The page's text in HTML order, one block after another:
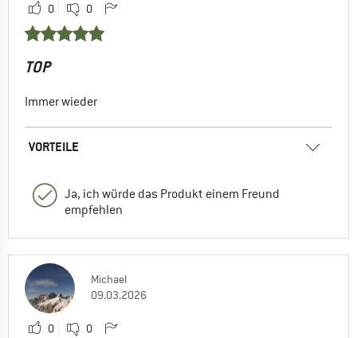
0 0
TOP
Immer wieder
VORTEILE
Ja, ich würde das Produkt einem Freund
empfehlen
Michael
09.03.2026
0 0